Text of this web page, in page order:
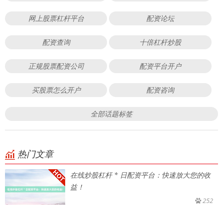
网上股票杠杆平台 配资论坛
配资查询 十倍杠杆炒股
正规股票配资公司 配资平台开户
买股票怎么开户 配资咨询
全部话题标签
热门文章
在线炒股杠杆 * 日配资平台：快速放大您的收
益！
252